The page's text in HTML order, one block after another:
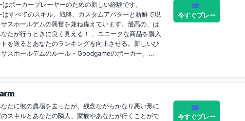
ポーカープレーヤーのための新しい経験です。
すべてのスキル、戦略、カスタムアバターと新鮮で現
スホールデムの興奮を兼ね備えています。最高の、は
たが行うときに良く見える！ 、ユニークな商品を購入
を送るとあなたのランキングを向上させる。新しいひ
スホールデムのルール - Goodgameのポーカー。...
今すぐプレー
たに彼の農場を去ったが、残念ながらかなり悪い形に
スキルとあなたの隣人、家族やあなたが行くことがで
今すぐプレー